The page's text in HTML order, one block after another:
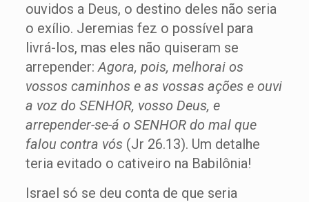
ouvidos a Deus, o destino deles não seria
o exílio. Jeremias fez o possível para
livrá-los, mas eles não quiseram se
arrepender:Agora, pois, melhorai os
vossos caminhos e as vossas ações e ouvi
a voz do SENHOR, vosso Deus, e
arrepender-se-á o SENHOR do mal que
falou contra vós (Jr 26.13). Um detalhe
teria evitado o cativeiro na Babilônia!
Israel só se deu conta de que seria